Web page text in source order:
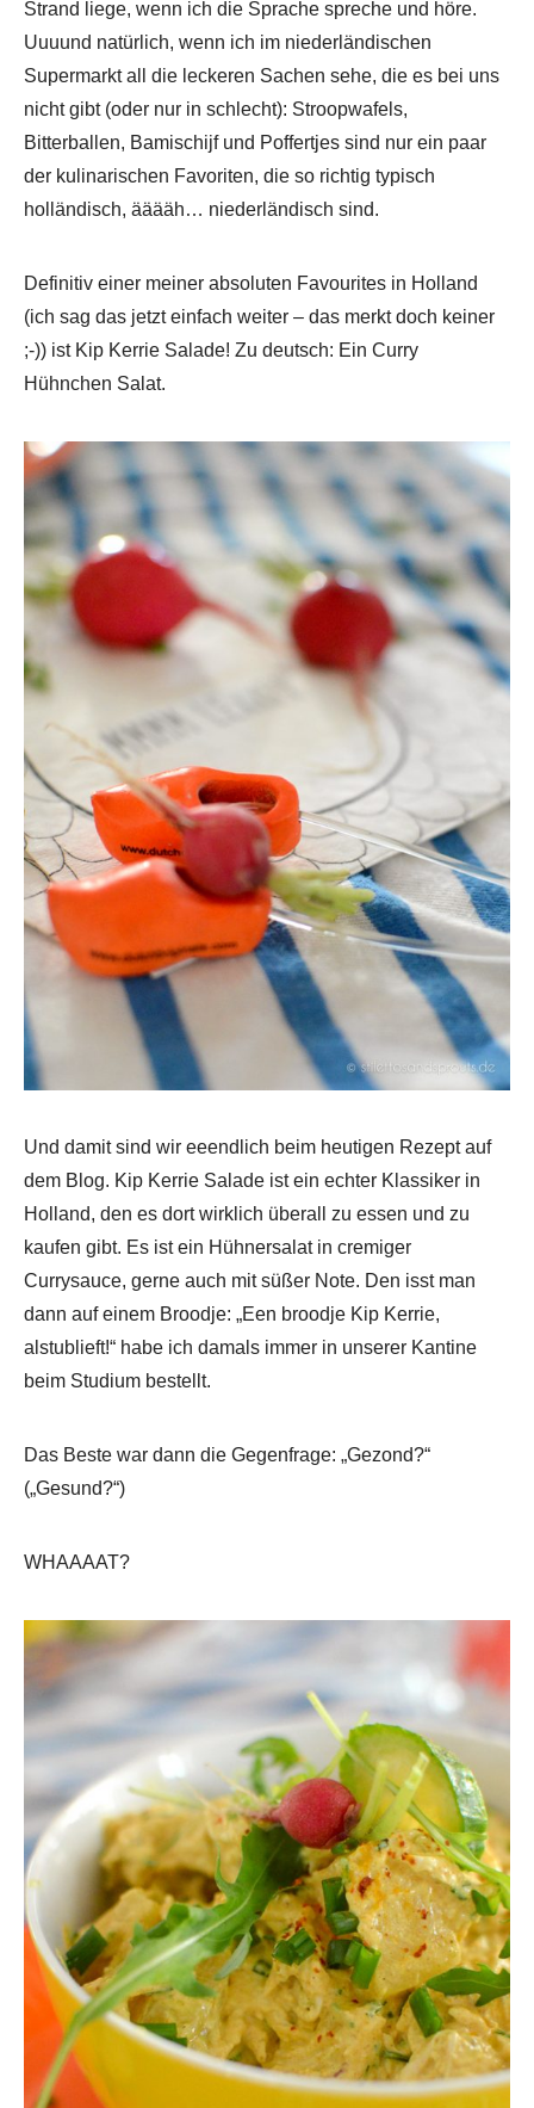
Strand liege, wenn ich die Sprache spreche und höre.
Uuuund natürlich, wenn ich im niederländischen
Supermarkt all die leckeren Sachen sehe, die es bei uns
nicht gibt (oder nur in schlecht): Stroopwafels,
Bitterballen, Bamischijf und Poffertjes sind nur ein paar
der kulinarischen Favoriten, die so richtig typisch
holländisch, ääääh… niederländisch sind.
Definitiv einer meiner absoluten Favourites in Holland
(ich sag das jetzt einfach weiter – das merkt doch keiner
;-)) ist Kip Kerrie Salade! Zu deutsch: Ein Curry
Hühnchen Salat.
Und damit sind wir eeendlich beim heutigen Rezept auf
dem Blog. Kip Kerrie Salade ist ein echter Klassiker in
Holland, den es dort wirklich überall zu essen und zu
kaufen gibt. Es ist ein Hühnersalat in cremiger
Currysauce, gerne auch mit süßer Note. Den isst man
dann auf einem Broodje: „Een broodje Kip Kerrie,
alstublieft!“ habe ich damals immer in unserer Kantine
beim Studium bestellt.
Das Beste war dann die Gegenfrage: „Gezond?“
(„Gesund?“)
WHAAAAT?